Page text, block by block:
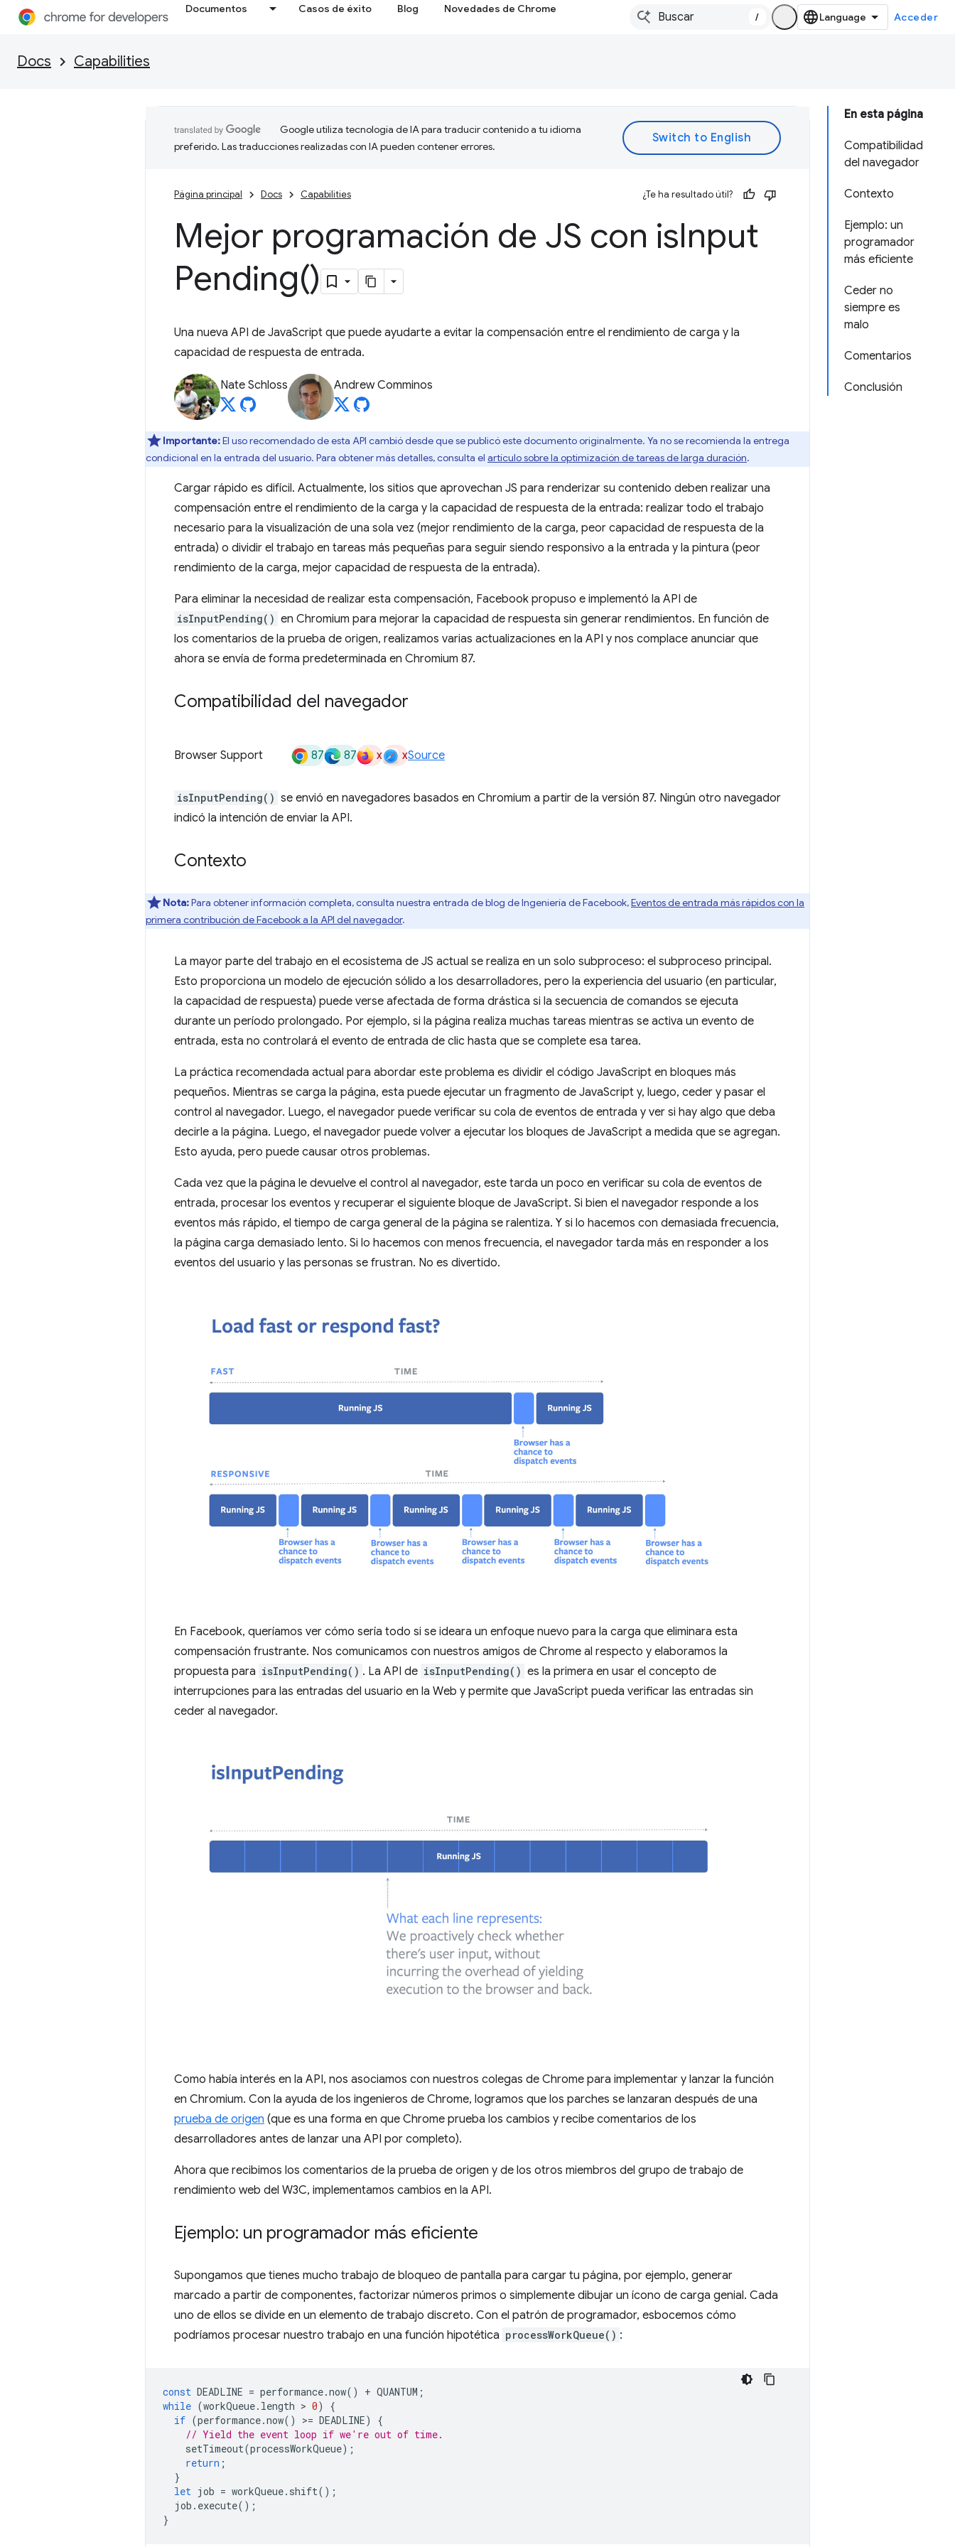
Documentos Casos de éxito Blog Novedades de Chrome
/ Acceder
Docs Capabilities
En esta página
Compatibilidad
del navegador
Contexto
Ejemplo: un
programador
más eficiente
Ceder no
siempre es
malo
Comentarios
Conclusión
Google utiliza tecnología de IA para traducir contenido a tu idioma
preferido. Las traducciones realizadas con IA pueden contener errores.
Página principal Docs Capabilities ¿Te ha resultado útil?
Mejor programación de JS con isInput
Pending()
Una nueva API de JavaScript que puede ayudarte a evitar la compensación entre el rendimiento de carga y la
capacidad de respuesta de entrada.
Nate Schloss Andrew Comminos
Importante:El uso recomendado de esta API cambió desde que se publicó este documento originalmente. Ya no se recomienda la entrega
condicional en la entrada del usuario. Para obtener más detalles, consulta el artículo sobre la optimización de tareas de larga duración.
Cargar rápido es difícil. Actualmente, los sitios que aprovechan JS para renderizar su contenido deben realizar una
compensación entre el rendimiento de la carga y la capacidad de respuesta de la entrada: realizar todo el trabajo
necesario para la visualización de una sola vez (mejor rendimiento de la carga, peor capacidad de respuesta de la
entrada) o dividir el trabajo en tareas más pequeñas para seguir siendo responsivo a la entrada y la pintura (peor
rendimiento de la carga, mejor capacidad de respuesta de la entrada).
Para eliminar la necesidad de realizar esta compensación, Facebook propuso e implementó la API de
isInputPending() en Chromium para mejorar la capacidad de respuesta sin generar rendimientos. En función de
los comentarios de la prueba de origen, realizamos varias actualizaciones en la API y nos complace anunciar que
ahora se envía de forma predeterminada en Chromium 87.
Compatibilidad del navegador
Browser Support 87 87 x xSource
isInputPending() se envió en navegadores basados en Chromium a partir de la versión 87. Ningún otro navegador
indicó la intención de enviar la API.
Contexto
Nota:Para obtener información completa, consulta nuestra entrada de blog de Ingeniería de Facebook,Eventos de entrada más rápidos con la
primera contribución de Facebook a la API del navegador.
La mayor parte del trabajo en el ecosistema de JS actual se realiza en un solo subproceso: el subproceso principal.
Esto proporciona un modelo de ejecución sólido a los desarrolladores, pero la experiencia del usuario (en particular,
la capacidad de respuesta) puede verse afectada de forma drástica si la secuencia de comandos se ejecuta
durante un período prolongado. Por ejemplo, si la página realiza muchas tareas mientras se activa un evento de
entrada, esta no controlará el evento de entrada de clic hasta que se complete esa tarea.
La práctica recomendada actual para abordar este problema es dividir el código JavaScript en bloques más
pequeños. Mientras se carga la página, esta puede ejecutar un fragmento de JavaScript y, luego, ceder y pasar el
control al navegador. Luego, el navegador puede verificar su cola de eventos de entrada y ver si hay algo que deba
decirle a la página. Luego, el navegador puede volver a ejecutar los bloques de JavaScript a medida que se agregan.
Esto ayuda, pero puede causar otros problemas.
Cada vez que la página le devuelve el control al navegador, este tarda un poco en verificar su cola de eventos de
entrada, procesar los eventos y recuperar el siguiente bloque de JavaScript. Si bien el navegador responde a los
eventos más rápido, el tiempo de carga general de la página se ralentiza. Y si lo hacemos con demasiada frecuencia,
la página carga demasiado lento. Si lo hacemos con menos frecuencia, el navegador tarda más en responder a los
eventos del usuario y las personas se frustran. No es divertido.
En Facebook, queríamos ver cómo sería todo si se ideara un enfoque nuevo para la carga que eliminara esta
compensación frustrante. Nos comunicamos con nuestros amigos de Chrome al respecto y elaboramos la
propuesta para isInputPending() . La API de isInputPending() es la primera en usar el concepto de
interrupciones para las entradas del usuario en la Web y permite que JavaScript pueda verificar las entradas sin
ceder al navegador.
Como había interés en la API, nos asociamos con nuestros colegas de Chrome para implementar y lanzar la función
en Chromium. Con la ayuda de los ingenieros de Chrome, logramos que los parches se lanzaran después de una
prueba de origen (que es una forma en que Chrome prueba los cambios y recibe comentarios de los
desarrolladores antes de lanzar una API por completo).
Ahora que recibimos los comentarios de la prueba de origen y de los otros miembros del grupo de trabajo de
rendimiento web del W3C, implementamos cambios en la API.
Ejemplo: un programador más eficiente
Supongamos que tienes mucho trabajo de bloqueo de pantalla para cargar tu página, por ejemplo, generar
marcado a partir de componentes, factorizar números primos o simplemente dibujar un ícono de carga genial. Cada
uno de ellos se divide en un elemento de trabajo discreto. Con el patrón de programador, esbocemos cómo
podríamos procesar nuestro trabajo en una función hipotética processWorkQueue() :
const DEADLINE = performance.now() + QUANTUM ;
while (workQueue. length > 0)
{
if (performance.now() >= DEADLINE)
{
// Yield the event loop if we're out of time.
setTimeout(processWorkQueue);
return ;
}
let job = workQueue. shift();
job . execute();
}